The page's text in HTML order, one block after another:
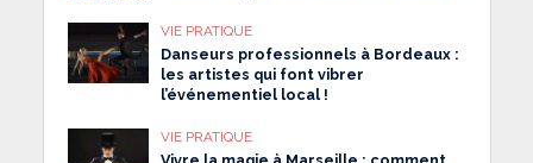
VIE PRATIQUE
Danseurs professionnels à Bordeaux :
les artistes qui font vibrer
l’événementiel local !
VIE PRATIQUE